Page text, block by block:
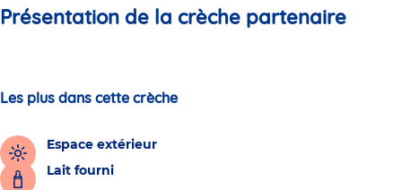
Présentation de la crèche partenaire
Les plus dans cette crèche
Espace extérieur
Lait fourni